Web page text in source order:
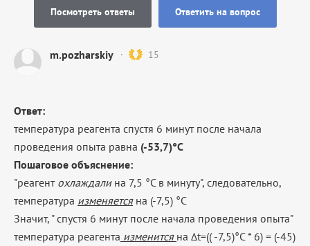
Посмотреть ответы Ответить на вопрос
m.pozharskiy 15
Ответ:
температура реагента спустя 6 минут после начала
проведения опыта равна (-53,7)°C
Пошаговое объяснение:
"реагент охлаждалина 7,5 °C в минуту", следовательно,
температура изменяетсяна (-7,5) °C
Значит, " спустя 6 минут после начала проведения опыта"
температура реагента изменится на Δt=(( -7,5)°C * 6) = (-45)